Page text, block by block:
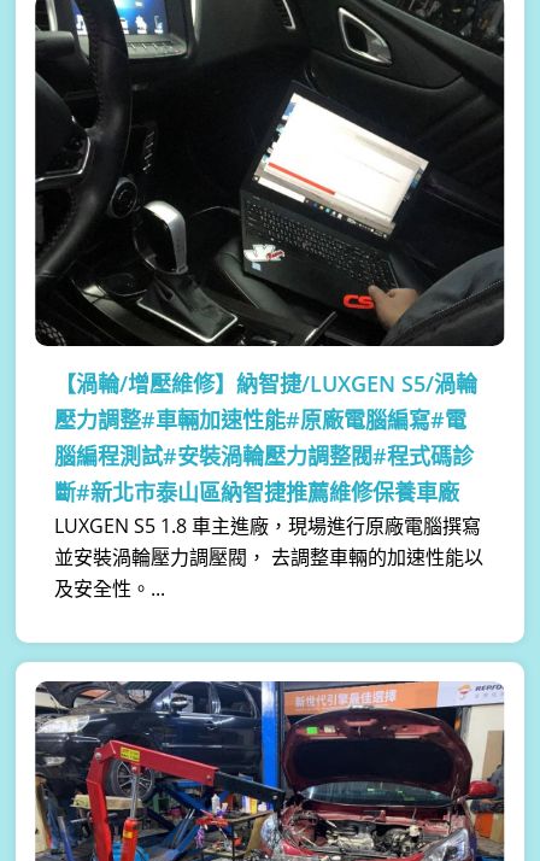
【渦輪/增壓維修】納智捷/LUXGEN S5/渦輪
壓力調整#車輛加速性能#原廠電腦編寫#電
腦編程測試#安裝渦輪壓力調整閥#程式碼診
斷#新北市泰山區納智捷推薦維修保養車廠
LUXGEN S5 1.8 車主進廠，現場進行原廠電腦撰寫
並安裝渦輪壓力調壓閥， 去調整車輛的加速性能以
及安全性。...